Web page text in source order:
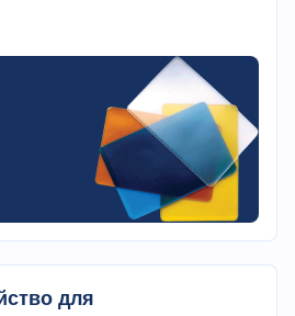
для